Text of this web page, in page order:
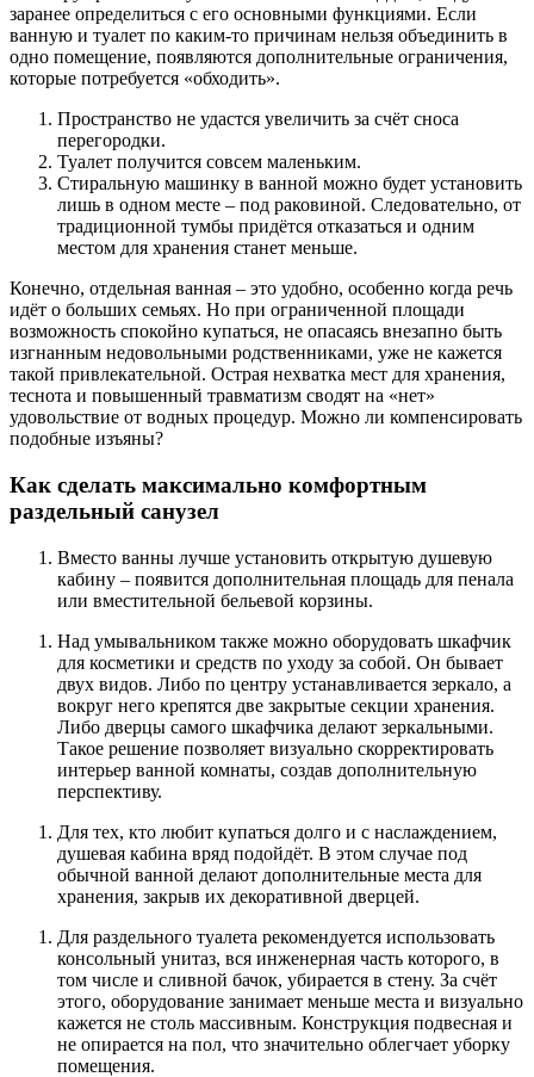
заранее определиться с его основными функциями. Если
ванную и туалет по каким-то причинам нельзя объединить в
одно помещение, появляются дополнительные ограничения,
которые потребуется «обходить».
Пространство не удастся увеличить за счёт сноса
перегородки.
Туалет получится совсем маленьким.
Стиральную машинку в ванной можно будет установить
лишь в одном месте – под раковиной. Следовательно, от
традиционной тумбы придётся отказаться и одним
местом для хранения станет меньше.
Конечно, отдельная ванная – это удобно, особенно когда речь
идёт о больших семьях. Но при ограниченной площади
возможность спокойно купаться, не опасаясь внезапно быть
изгнанным недовольными родственниками, уже не кажется
такой привлекательной. Острая нехватка мест для хранения,
теснота и повышенный травматизм сводят на «нет»
удовольствие от водных процедур. Можно ли компенсировать
подобные изъяны?
Как сделать максимально комфортным
раздельный санузел
Вместо ванны лучше установить открытую душевую
кабину – появится дополнительная площадь для пенала
или вместительной бельевой корзины.
Над умывальником также можно оборудовать шкафчик
для косметики и средств по уходу за собой. Он бывает
двух видов. Либо по центру устанавливается зеркало, а
вокруг него крепятся две закрытые секции хранения.
Либо дверцы самого шкафчика делают зеркальными.
Такое решение позволяет визуально скорректировать
интерьер ванной комнаты, создав дополнительную
перспективу.
Для тех, кто любит купаться долго и с наслаждением,
душевая кабина вряд подойдёт. В этом случае под
обычной ванной делают дополнительные места для
хранения, закрыв их декоративной дверцей.
Для раздельного туалета рекомендуется использовать
консольный унитаз, вся инженерная часть которого, в
том числе и сливной бачок, убирается в стену. За счёт
этого, оборудование занимает меньше места и визуально
кажется не столь массивным. Конструкция подвесная и
не опирается на пол, что значительно облегчает уборку
помещения.